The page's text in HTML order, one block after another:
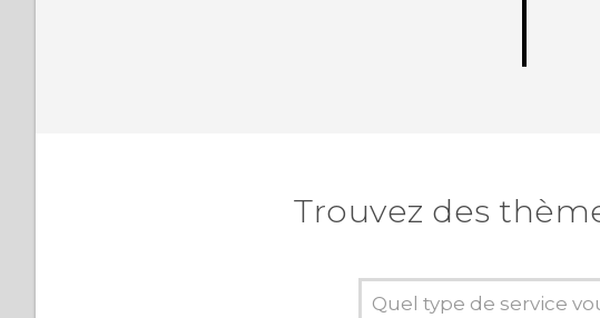
nouvellement ajoutés
Trouvez des